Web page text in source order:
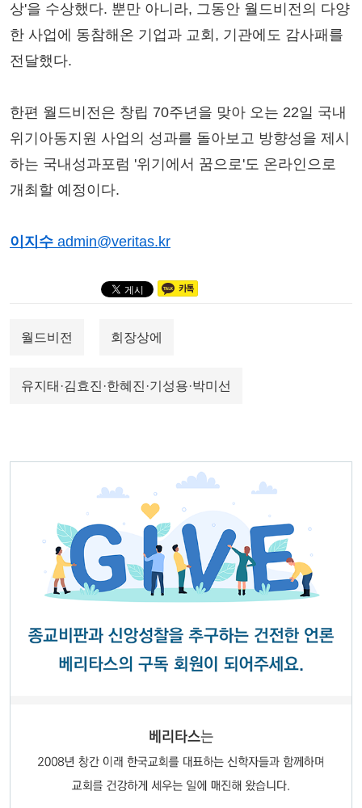
상'을 수상했다. 뿐만 아니라, 그동안 월드비전의 다양
한 사업에 동참해온 기업과 교회, 기관에도 감사패를
전달했다.
한편 월드비전은 창립 70주년을 맞아 오는 22일 국내
위기아동지원 사업의 성과를 돌아보고 방향성을 제시
하는 국내성과포럼 '위기에서 꿈으로'도 온라인으로
개최할 예정이다.
이지수 admin@veritas.kr
월드비전 회장상에
유지태·김효진·한혜진·기성용·박미선